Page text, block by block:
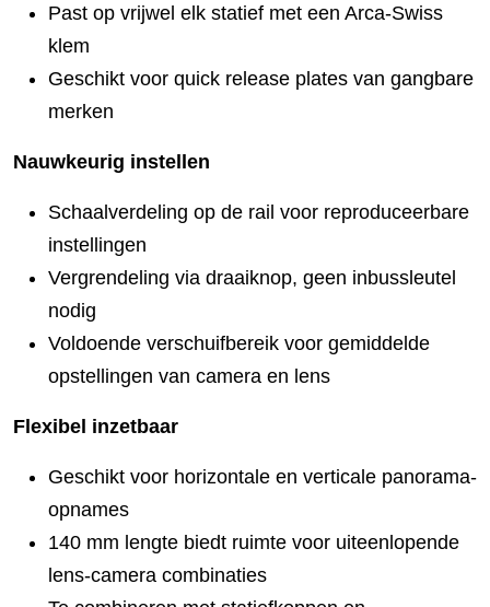
Past op vrijwel elk statief met een Arca-Swiss
klem
Geschikt voor quick release plates van gangbare
merken
Nauwkeurig instellen
Schaalverdeling op de rail voor reproduceerbare
instellingen
Vergrendeling via draaiknop, geen inbussleutel
nodig
Voldoende verschuifbereik voor gemiddelde
opstellingen van camera en lens
Flexibel inzetbaar
Geschikt voor horizontale en verticale panorama-
opnames
140 mm lengte biedt ruimte voor uiteenlopende
lens-camera combinaties